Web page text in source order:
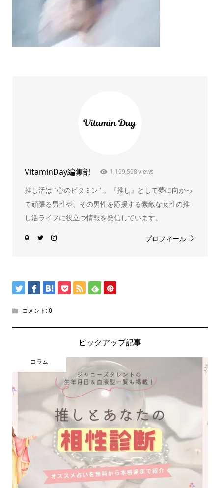
VitaminDay編集部 1,199,598 views
推し活は "心のビタミン" 。『推し』として夢に向かっ
て頑張る男性や、その男性を応援する素敵な女性の推
し活ライフに役立つ情報を発信しています。
プロフィール
コメント:0
ピックアップ記事
コラム